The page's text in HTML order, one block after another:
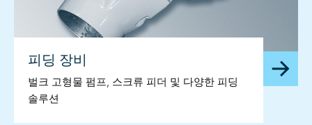
피딩 장비
벌크 고형물 펌프, 스크류 피더 및 다양한 피딩
솔루션